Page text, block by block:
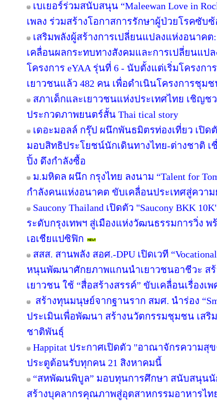
เบเยอร์ร่วมสนับสนุน “Maleewan Love in
เพลง ร่วมสร้างโอกาสการรักษาผู้ป่วยโรคซั
เสริมพลังผู้สร้างการเปลี่ยนแปลงแห่งอนาค
เคลื่อนผลกระทบทางสังคมและการเปลี่ยนแป
โครงการ eYAA รุ่นที่ 6 - นับตั้งแต่เริ่มโครงกา
เยาวชนแล้ว 482 คน เพื่อดำเนินโครงการชุมช
สภาเด็กและเยาวชนแห่งประเทศไทย เชิญช
ประกวดภาพยนตร์สั้น Thai tical story
เดอะมอลล์ กรุ๊ป ผนึกพันธมิตรท่องเที่ยว เปิดตั
มอบสิทธิประโยชน์นักเดินทางไทย-ต่างชาติ เ
ปิ้ง ดึงกำลังซื้อ
ม.มหิดล ผนึก กรุงไทย ลงนาม “Talent for
กำลังคนแห่งอนาคต ขับเคลื่อนประเทศสู่ควา
Saucony Thailand เปิดตัว "Saucony BKK
ระดับกรุงเทพฯ สู่เมืองแห่งวัฒนธรรมการวิ่ง พ
เอเชียแปซิฟิก
สสส. สานพลัง สอศ.-DPU เปิดเวที “Vocational
หนุนพัฒนาศักยภาพแกนนำเยาวชนอาชีวะ ส
เยาวชน ใช้ “สื่อสร้างสรรค์” ขับเคลื่อนเรื่องเ
สร้างทุนมนุษย์จากฐานราก สมศ. นำร่อง
ประเมินเพื่อพัฒนา สร้างนวัตกรรมชุมชน เส
ชาติพันธุ์
Happitat ประกาศเปิดตัว "อาณาจักรความ
ประตูต้อนรับทุกคน 21 สิงหาคมนี้
“สหพัฒนพิบูล” มอบทุนการศึกษา สนับสนุนนั
สร้างบุคลากรคุณภาพสู่อุตสาหกรรมอาหารไท